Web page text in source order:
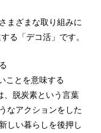
まざまな取り組みに
る「デコ活」です。
ことを意味する
、脱炭素という言葉
なアクションをした
しい暮らしを後押し